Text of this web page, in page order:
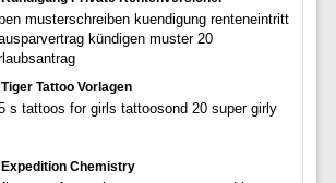
musterschreiben kuendigung renteneintritt
kündigen muster 20
Tattoo Vorlagen
s tattoos for girls tattoosond 20 super girly
Chemistry